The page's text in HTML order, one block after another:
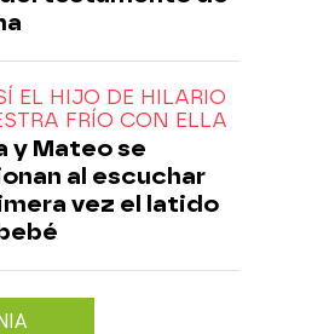
EL HIJO DE HILARIO
FRÍO CON ELLA
y Mateo se
al escuchar
vez el latido